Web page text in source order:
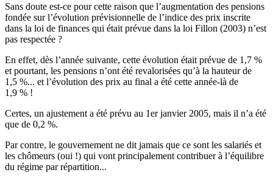
Sans doute est-ce pour cette raison que l’augmentation des pensions
fondée sur l’évolution prévisionnelle de l’indice des prix inscrite
dans la loi de finances qui était prévue dans la loi Fillon (2003) n’est
pas respectée ?
En effet, dès l’année suivante, cette évolution était prévue de 1,7 %
et pourtant, les pensions n’ont été revalorisées qu’à la hauteur de
1,5 %... et l’évolution des prix au final a été cette année-là de
1,9 % !
Certes, un ajustement a été prévu au 1er janvier 2005, mais il n’a été
que de 0,2 %.
Par contre, le gouvernement ne dit jamais que ce sont les salariés et
les chômeurs (oui !) qui vont principalement contribuer à l’équilibre
du régime par répartition...